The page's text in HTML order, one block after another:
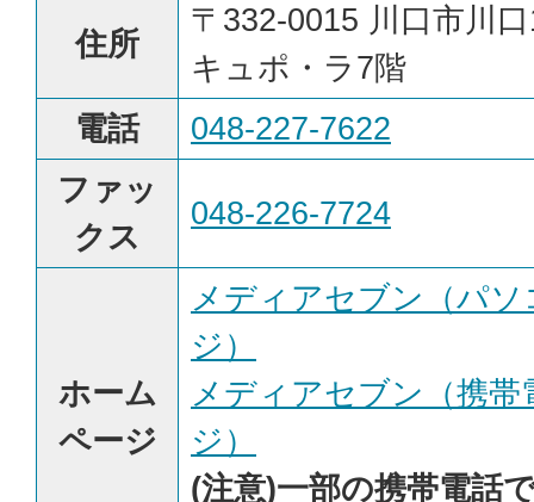
住所
〒332-0015 川口市川
キュポ・ラ7階
電話
048-227-7622
ファッ
クス
048-226-7724
ホーム
ページ
メディアセブン（パ
ジ）
メディアセブン（携帯
ジ）
(注意)一部の携帯電話